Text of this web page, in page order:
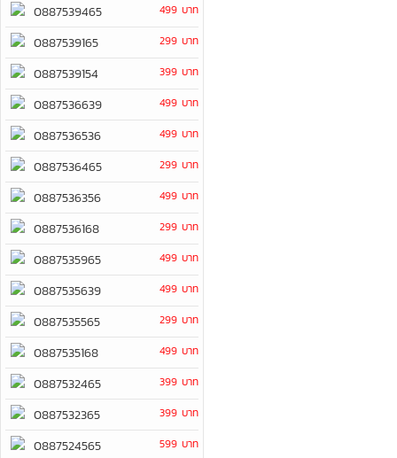
0887539465 499 บาท
0887539165 299 บาท
0887539154 399 บาท
0887536639 499 บาท
0887536536 499 บาท
0887536465 299 บาท
0887536356 499 บาท
0887536168 299 บาท
0887535965 499 บาท
0887535639 499 บาท
0887535565 299 บาท
0887535168 499 บาท
0887532465 399 บาท
0887532365 399 บาท
0887524565 599 บาท